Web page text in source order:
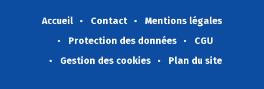
Accueil Contact
Mentions légales
Protection des données
CGU
Gestion des cookies
Plan du site